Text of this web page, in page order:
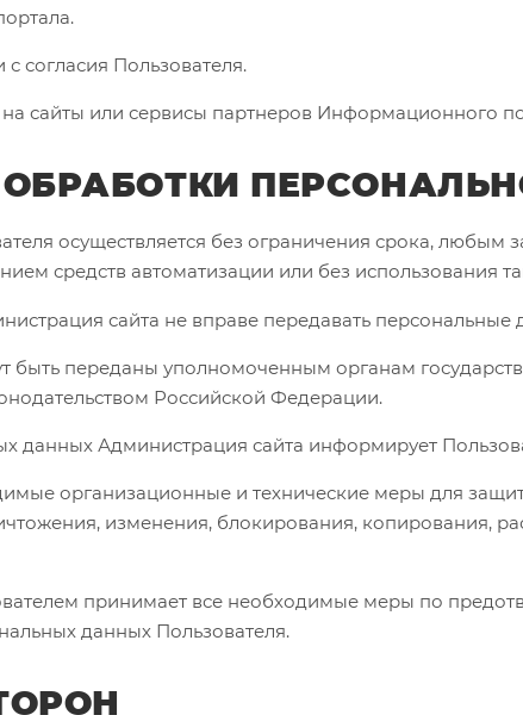
с согласия Пользователя.
на сайты или сервисы партнеров Информационного
осуществляется без ограничения срока,
средств автоматизации или без использования
сайта не вправе передавать
быть переданы уполномоченным органам
Российской Федерации.
данных Администрация сайта информирует
организационные и технические меры для
изменения, блокирования, копирования,
принимает все необходимые меры по
данных Пользователя.